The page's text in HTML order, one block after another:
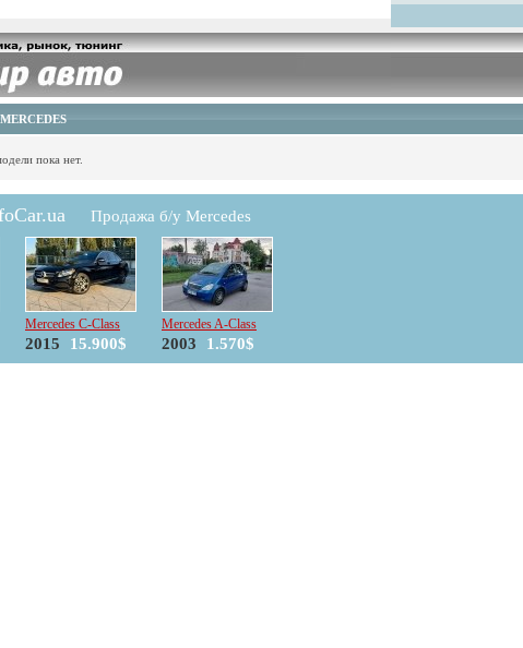
пока нет.
Продажа б/у Mercedes
Mercedes C-Class
2015 15.900$
Mercedes A-Class
2003 1.570$